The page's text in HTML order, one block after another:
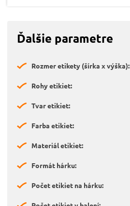
Ďalšie parametre
Rozmer etikety (šírka x výška):
Rohy etikiet:
Tvar etikiet:
Farba etikiet:
Materiál etikiet:
Formát hárku:
Počet etikiet na hárku: